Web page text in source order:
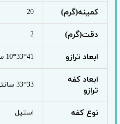
کمینه(گرم) 20
دقت(گرم) 2
ابعاد ترازو 41*33*10 سانتی متر
ابعاد کفه
ترازو
33*33 سانتی متر
نوع کفه استیل